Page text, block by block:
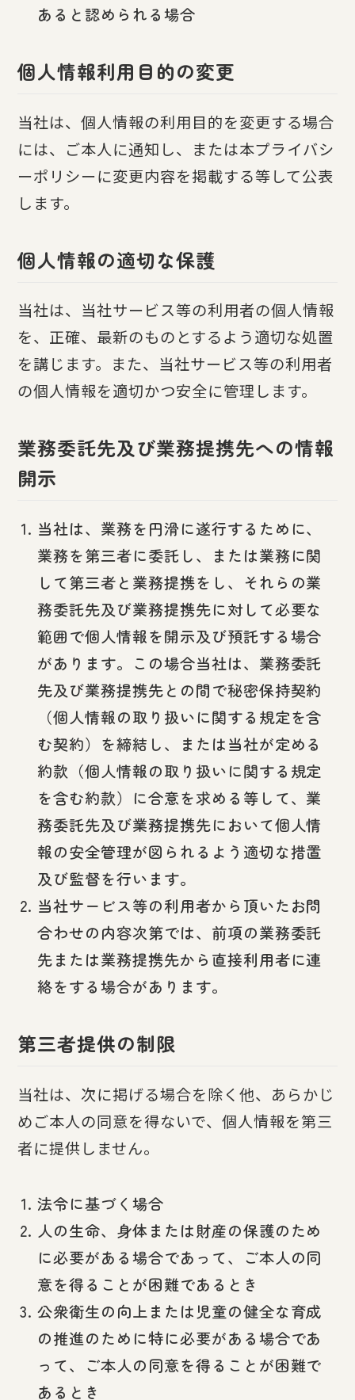
あると認められる場合
個人情報利用目的の変更
当社は、個人情報の利用目的を変更する場合
には、ご本人に通知し、または本プライバシ
ーポリシーに変更内容を掲載する等して公表
します。
個人情報の適切な保護
当社は、当社サービス等の利用者の個人情報
を、正確、最新のものとするよう適切な処置
を講じます。また、当社サービス等の利用者
の個人情報を適切かつ安全に管理します。
業務委託先及び業務提携先への情報
開示
当社は、業務を円滑に遂行するために、
業務を第三者に委託し、または業務に関
して第三者と業務提携をし、それらの業
務委託先及び業務提携先に対して必要な
範囲で個人情報を開示及び預託する場合
があります。この場合当社は、業務委託
先及び業務提携先との間で秘密保持契約
（個人情報の取り扱いに関する規定を含
む契約）を締結し、または当社が定める
約款（個人情報の取り扱いに関する規定
を含む約款）に合意を求める等して、業
務委託先及び業務提携先において個人情
報の安全管理が図られるよう適切な措置
及び監督を行います。
当社サービス等の利用者から頂いたお問
合わせの内容次第では、前項の業務委託
先または業務提携先から直接利用者に連
絡をする場合があります。
第三者提供の制限
当社は、次に掲げる場合を除く他、あらかじ
めご本人の同意を得ないで、個人情報を第三
者に提供しません。
法令に基づく場合
人の生命、身体または財産の保護のため
に必要がある場合であって、ご本人の同
意を得ることが困難であるとき
公衆衛生の向上または児童の健全な育成
の推進のために特に必要がある場合であ
って、ご本人の同意を得ることが困難で
あるとき